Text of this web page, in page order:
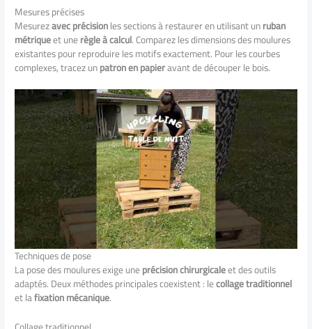
Mesures précises
Mesurezavec précisionles sections à restaurer en utilisant unruban
métriqueet unerègle à calcul. Comparez les dimensions des moulures
existantes pour reproduire les motifs exactement. Pour les courbes
complexes, tracez unpatron en papieravant de découper le bois.
Techniques de pose
La pose des moulures exige uneprécision chirurgicaleet des outils
adaptés. Deux méthodes principales coexistent : lecollage traditionnel
et lafixation mécanique.